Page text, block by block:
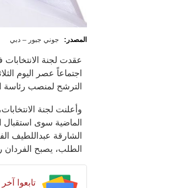
المصدر: جوني جبور – دبي
عقدت لجنة الانتخابات
اجتماعاً عصر اليوم
الترشح لمنصب رئاسة اتحاد
وأعلنت لجنة
الماضية سوى
الشارقة عبداللطيف
الطلب، يصبح الفردان
تابعوا